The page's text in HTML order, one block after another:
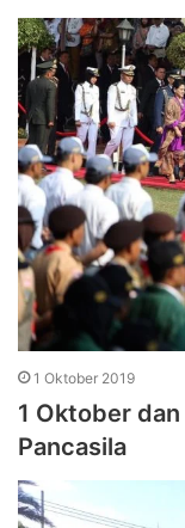
1 Oktober 2019
1 Oktober
Pancasila